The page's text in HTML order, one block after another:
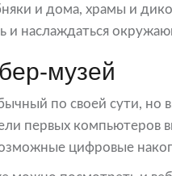
и дома, храмы и
и наслаждаться
музей
по своей сути, но
первых компьютеров
цифровые